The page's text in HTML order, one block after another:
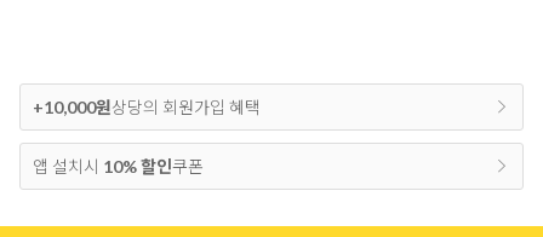
+10,000원상당의 회원가입 혜택
앱 설치시 10% 할인쿠폰